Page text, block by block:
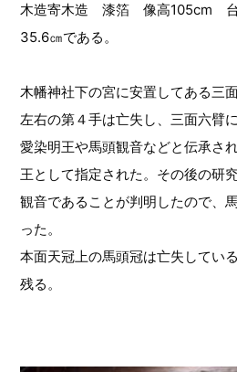
木造寄木造 漆箔 像高105cm 台
35.6㎝である。
木幡神社下の宮に安置してある三
左右の第４手は亡失し、三面六臂に
愛染明王や馬頭観音などと伝承さ
王として指定された。その後の研
観音であることが判明したので、
った。
本面天冠上の馬頭冠は亡失してい
残る。